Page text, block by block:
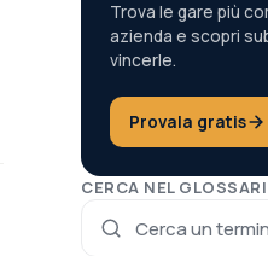
Trova le gare più
azienda e scopri
vincerle.
Provala gratis
CERCA NEL